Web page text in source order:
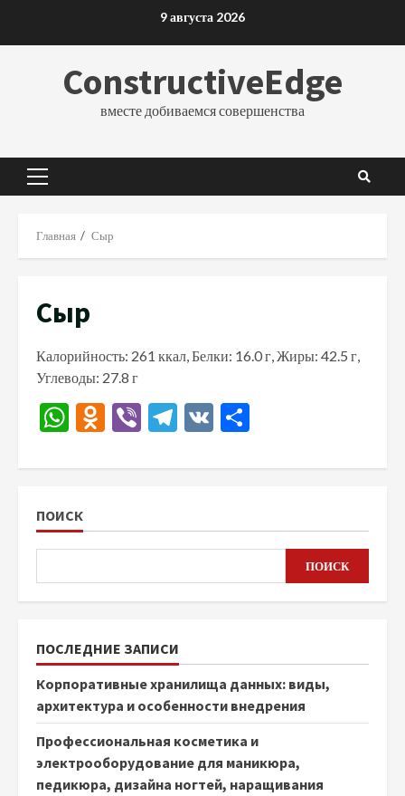
9 августа 2026
ConstructiveEdge
вместе добиваемся совершенства
Основное
Главная Сыр
Сыр
Калорийность: 261 ккал, Белки: 16.0 г, Жиры: 42.5 г,
Углеводы: 27.8 г
WhatsApp
Odnoklassniki
ViberTelegram
VK
ПОИСК
ПОИСК
ПОСЛЕДНИЕ ЗАПИСИ
Корпоративные хранилища данных: виды,
архитектура и особенности внедрения
Профессиональная косметика и
электрооборудование для маникюра,
педикюра, дизайна ногтей, наращивания